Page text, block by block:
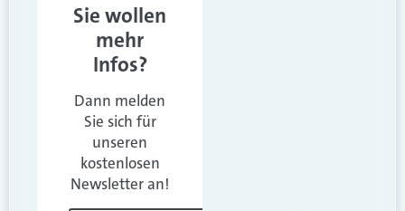
Sie wollen
mehr
Infos?
Dann melden
Sie sich für
unseren
kostenlosen
Newsletter an!